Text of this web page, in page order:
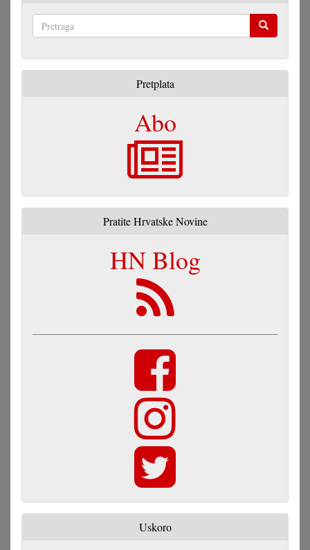
Pretplata
Abo
Pratite Hrvatske Novine
HN Blog
Uskoro